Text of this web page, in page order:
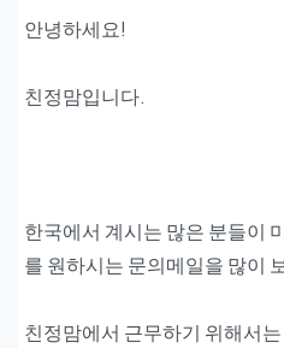
안녕하세요!
친정맘입니다.
한국에서 계시는 많은 분들이
를 원하시는 문의메일을 많이
친정맘에서 근무하기 위해서